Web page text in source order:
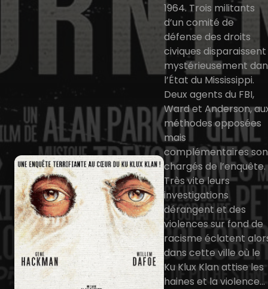
1964. Trois militants
d’un comité de
défense des droits
civiques disparaissent
mystérieusement
l’État du Mississippi.
Deux agents du FBI,
Ward et Anderson,
méthodes opposées
mais
complémentaires
chargés de l’enquête.
Très vite leurs
investigations
dérangent et des
violences sur fond de
racisme éclatent
dans cette ville où le
Ku Klux Klan attise les
haines et la violence…